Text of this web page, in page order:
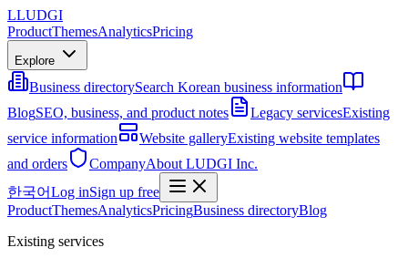
LLUDGI
ProductThemesAnalyticsPricing
Explore
Business directorySearch Korean business information
BlogSEO, business, and product notes Legacy servicesExisting
service information
Website galleryExisting website templates
and orders
CompanyAbout LUDGI Inc.
한국어Log inSign up free
ProductThemesAnalyticsPricingBusiness directoryBlog
Existing services